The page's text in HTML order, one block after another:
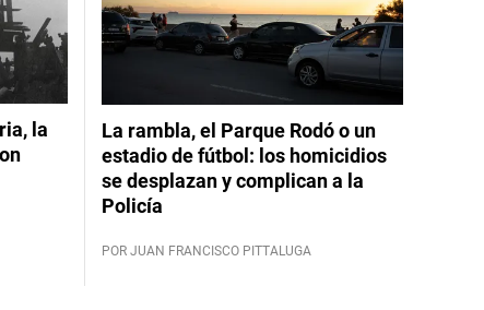
la
La rambla, el Parque Rodó o un
estadio de fútbol: los homicidios
se desplazan y complican a la
Policía
POR JUAN FRANCISCO PITTALUGA